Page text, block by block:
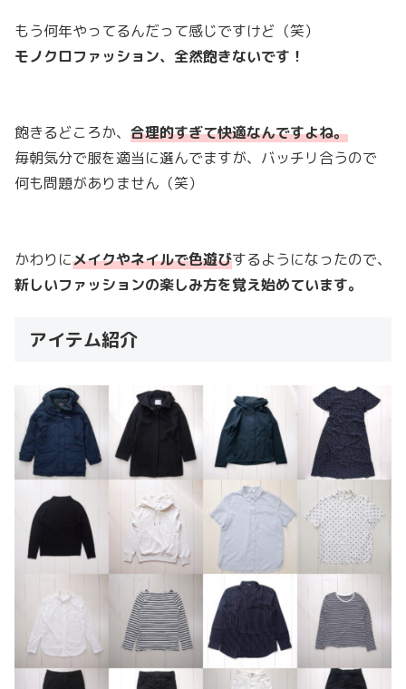
もう何年やってるんだって感じですけど（笑）
モノクロファッション、全然飽きないです！
飽きるどころか、 合理的すぎて快適なんですよね。
毎朝気分で服を適当に選んでますが、バッチリ合うので
何も問題がありません（笑）
かわりにメイクやネイルで色遊びするようになったので、
新しいファッションの楽しみ方を覚え始めています。
アイテム紹介